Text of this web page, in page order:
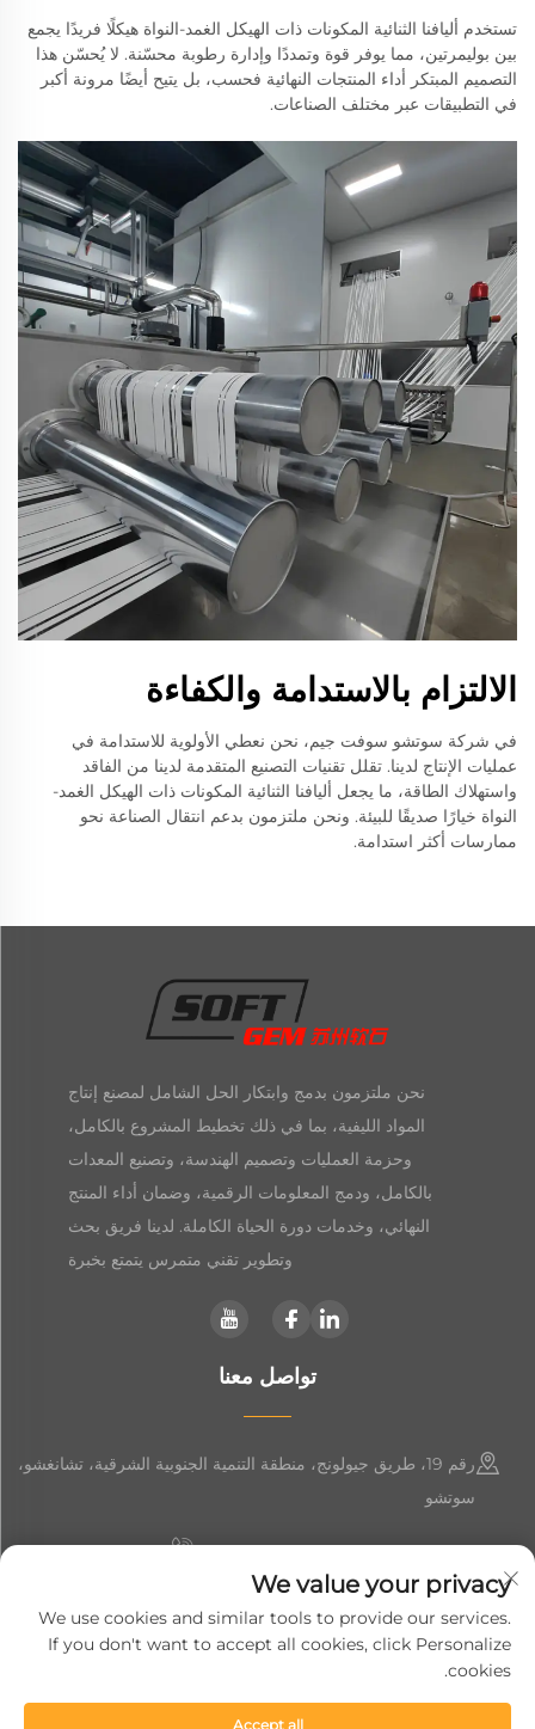
تستخدم أليافنا الثنائية المكونات ذات الهيكل الغمد-النواة هيكلًا فريدًا يجمع
بين بوليمرتين، مما يوفر قوة وتمددًا وإدارة رطوبة محسّنة. لا يُحسّن هذا
التصميم المبتكر أداء المنتجات النهائية فحسب، بل يتيح أيضًا مرونة أكبر
في التطبيقات عبر مختلف الصناعات.
الالتزام بالاستدامة والكفاءة
في شركة سوتشو سوفت جيم، نحن نعطي الأولوية للاستدامة في
عمليات الإنتاج لدينا. تقلل تقنيات التصنيع المتقدمة لدينا من الفاقد
واستهلاك الطاقة، ما يجعل أليافنا الثنائية المكونات ذات الهيكل الغمد-
النواة خيارًا صديقًا للبيئة. ونحن ملتزمون بدعم انتقال الصناعة نحو
ممارسات أكثر استدامة.
نحن ملتزمون بدمج وابتكار الحل الشامل لمصنع إنتاج
المواد الليفية، بما في ذلك تخطيط المشروع بالكامل،
وحزمة العمليات وتصميم الهندسة، وتصنيع المعدات
بالكامل، ودمج المعلومات الرقمية، وضمان أداء المنتج
النهائي، وخدمات دورة الحياة الكاملة. لدينا فريق بحث
وتطوير تقني متمرس يتمتع بخبرة
تواصل معنا
رقم 19، طريق جيولونج، منطقة التنمية الجنوبية الشرقية، تشانغشو،
سوتشو
+86-19906239903
[email protected]
+86-13852981437
We value your privacy
We use cookies and similar tools to provide our services.
If you don't want to accept all cookies, click Personalize
cookies.
Accept all